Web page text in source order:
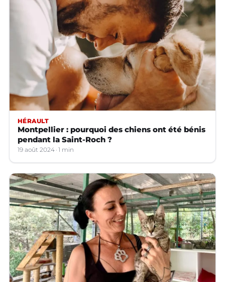
HÉRAULT
Montpellier : pourquoi des chiens ont été bénis
pendant la Saint-Roch ?
19 août 2024 1 min